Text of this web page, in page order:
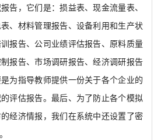
告，它们是：损益表、现金流量表、
、材料管理报告、设备利用和生产状
报告、公司业绩评估报告、原料质量
报告、市场调研报告、经济调研报告
为指导教师提供一份关于各个企业的
评估报告。最后、为了防止各个模拟
经济情报，我们在系统中还设置了密